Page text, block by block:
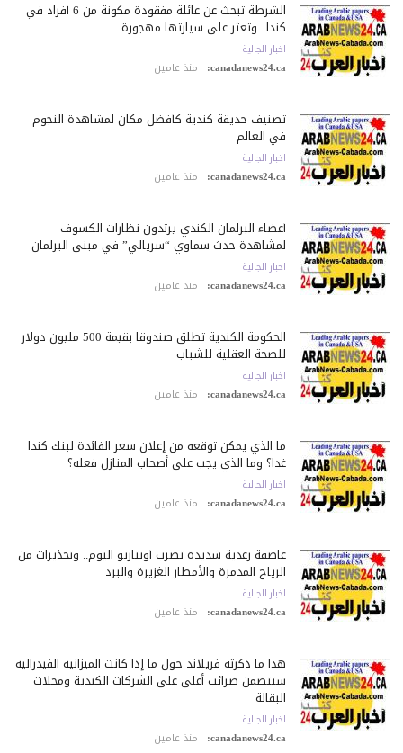
الشرطة تبحث عن عائلة مفقودة مكونة من 6 أفراد في
كندا.. وتعثر على سيارتها مهجورة
اخبار الجالية
canadanews24.ca: منذ عامين
تصنيف حديقة كندية كأفضل مكان لمشاهدة النجوم
في العالم
اخبار الجالية
canadanews24.ca: منذ عامين
أعضاء البرلمان الكندي يرتدون نظارات الكسوف
لمشاهدة حدث سماوي “سريالي” في مبنى البرلمان
اخبار الجالية
canadanews24.ca: منذ عامين
الحكومة الكندية تطلق صندوقا بقيمة 500 مليون دولار
للصحة العقلية للشباب
اخبار الجالية
canadanews24.ca: منذ عامين
ما الذي يمكن توقعه من إعلان سعر الفائدة لبنك كندا
غدا؟ وما الذي يجب على أصحاب المنازل فعله؟
اخبار الجالية
canadanews24.ca: منذ عامين
عاصفة رعدية شديدة تضرب أونتاريو اليوم.. وتحذيرات من
الرياح المدمرة والأمطار الغزيرة والبرد
اخبار الجالية
canadanews24.ca: منذ عامين
هذا ما ذكرته فريلاند حول ما إذا كانت الميزانية الفيدرالية
ستتضمن ضرائب أعلى على الشركات الكندية ومحلات
البقالة
اخبار الجالية
canadanews24.ca: منذ عامين